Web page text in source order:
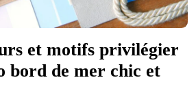
et motifs privilégier
bord de mer chic et